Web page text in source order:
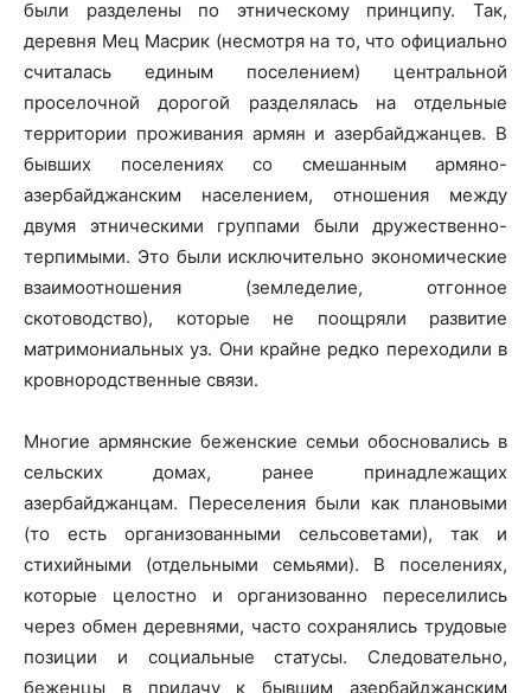
были разделены по этническому принципу. Так,
деревня Мец Масрик (несмотря на то, что официально
считалась единым поселением) центральной
проселочной дорогой разделялась на отдельные
территории проживания армян и азербайджанцев. В
бывших поселениях со смешанным армяно-
азербайджанским населением, отношения между
двумя этническими группами были дружественно-
терпимыми. Это были исключительно экономические
взаимоотношения (земледелие, отгонное
скотоводство), которые не поощряли развитие
матримониальных уз. Они крайне редко переходили в
кровнородственные связи.
Многие армянские беженские семьи обосновались в
сельских домах, ранее принадлежащих
азербайджанцам. Переселения были как плановыми
(то есть организованными сельсоветами), так и
стихийными (отдельными семьями). В поселениях,
которые целостно и организованно переселились
через обмен деревнями, часто сохранялись трудовые
позиции и социальные статусы. Следовательно,
беженцы в придачу к бывшим азербайджанским